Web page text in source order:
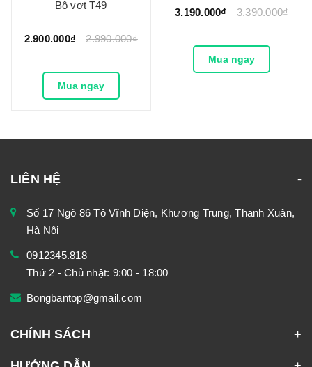
Bộ vợt T49
2.900.000₫ 2.990.000₫
Mua ngay
3.190.000₫ 3.390.000₫
Mua ngay
LIÊN HỆ
Số 17 Ngõ 86 Tô Vĩnh Diện, Khương Trung, Thanh Xuân,
Hà Nội
0912345.818
Thứ 2 - Chủ nhật: 9:00 - 18:00
Bongbantop@gmail.com
CHÍNH SÁCH